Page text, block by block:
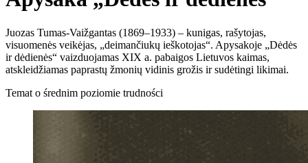
Juozas Tumas-Vaižgantas (1869–1933) – kunigas, rašytojas,
visuomenės veikėjas, „deimančiukų ieškotojas“. Apysakoje „Dėdės
ir dėdienės“ vaizduojamas XIX a. pabaigos Lietuvos kaimas,
atskleidžiamas paprastų žmonių vidinis grožis ir sudėtingi likimai.
Temat o średnim poziomie trudności